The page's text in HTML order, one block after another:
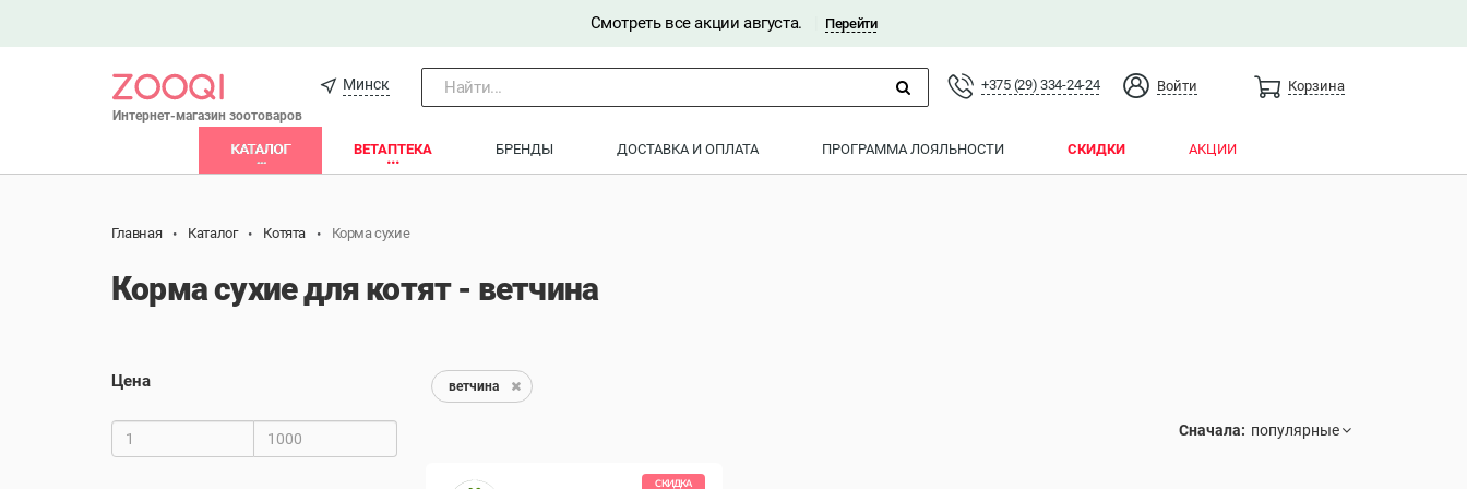
Смотреть все акции августа. Перейти
Интернет-магазин зоотоваров
Минск Найти... +375 (29) 334-24-24 Войти Корзина
КАТАЛОГ ВЕТАПТЕКА БРЕНДЫ ДОСТАВКА И ОПЛАТА ПРОГРАММА ЛОЯЛЬНОСТИ СКИДКИ АКЦИИ
Главная Каталог Котята Корма сухие
Корма сухие для котят - ветчина
Цена ветчина
Сначала:
СКИДКА